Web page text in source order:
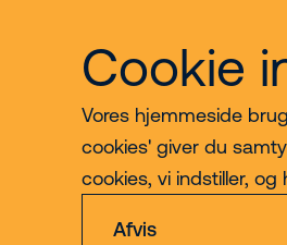
Cookie
Vores hjemmeside
cookies' giver du
cookies, vi indstiller,
Afvis